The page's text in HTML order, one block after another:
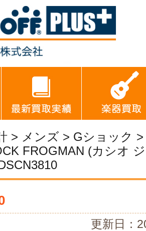
> メンズ > Gショック
FROGMAN (カシオ
更新日：